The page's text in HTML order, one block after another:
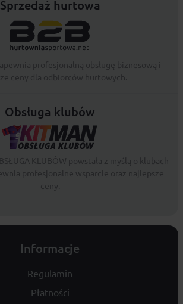
Sprzedaż hurtowa
Obsługa klubów
Informacje
Regulamin
Płatności